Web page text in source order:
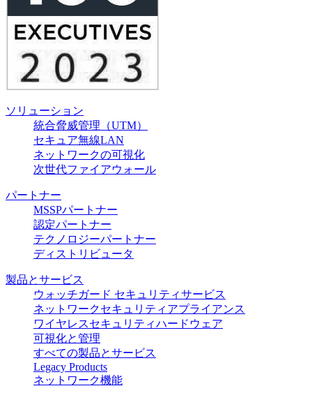
ソリューション
統合脅威管理（UTM）
セキュア無線LAN
ネットワークの可視化
次世代ファイアウォール
パートナー
MSSPパートナー
認定パートナー
テクノロジーパートナー
ディストリビュータ
製品とサービス
ウォッチガード セキュリティサービス
ネットワークセキュリティアプライアンス
ワイヤレスセキュリティハードウェア
可視化と管理
すべての製品とサービス
Legacy Products
ネットワーク機能